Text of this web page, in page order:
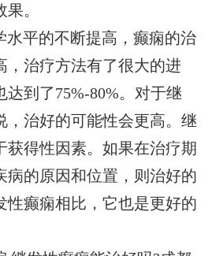
。
水平的不断提高，癫痫的治
，治疗方法有了很大的进
到了75%-80%。对于继
，治好的可能性会更高。继
获得性因素。如果在治疗期
病的原因和位置，则治好的
性癫痫相比，它也是更好的